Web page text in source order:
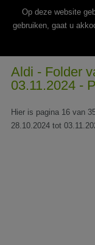
Wekelijks nieuwe folders
Aldi - Folder
03.11.2024 -
Hier is pagina 16 van
28.10.2024 tot
Op deze website
gebruiken, gaat u